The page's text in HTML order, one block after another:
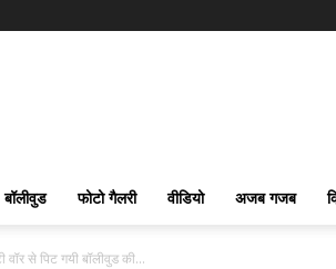
बॉलीवुड फोटो गैलरी वीडियो अजब गजब
से पिट गयी बॉलीवुड की...